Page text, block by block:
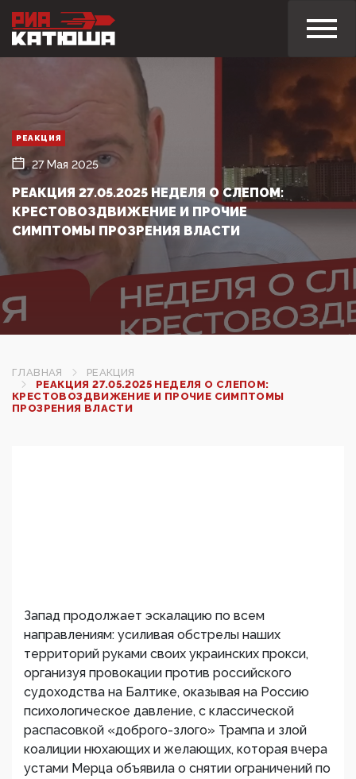
РЕАКЦИЯ
27 Мая 2025
РЕАКЦИЯ 27.05.2025 НЕДЕЛЯ О СЛЕПОМ:
КРЕСТОВОЗДВИЖЕНИЕ И ПРОЧИЕ
СИМПТОМЫ ПРОЗРЕНИЯ ВЛАСТИ
ГЛАВНАЯ
РЕАКЦИЯ
РЕАКЦИЯ 27.05.2025 НЕДЕЛЯ О СЛЕПОМ:
КРЕСТОВОЗДВИЖЕНИЕ И ПРОЧИЕ СИМПТОМЫ
ПРОЗРЕНИЯ ВЛАСТИ
Запад продолжает эскалацию по всем
направлениям: усиливая обстрелы наших
территорий руками своих украинских прокси,
организуя провокации против российского
судоходства на Балтике, оказывая на Россию
психологическое давление, с классической
распасовкой «доброго-злого» Трампа и злой
коалиции нюхающих и желающих, которая вчера
устами Мерца объявила о снятии ограничений по